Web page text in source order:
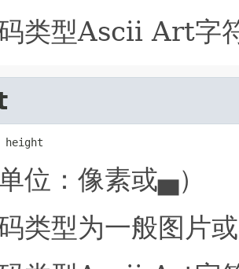
类型Ascii Art字
height
位：像素或▄）
类型为一般图片